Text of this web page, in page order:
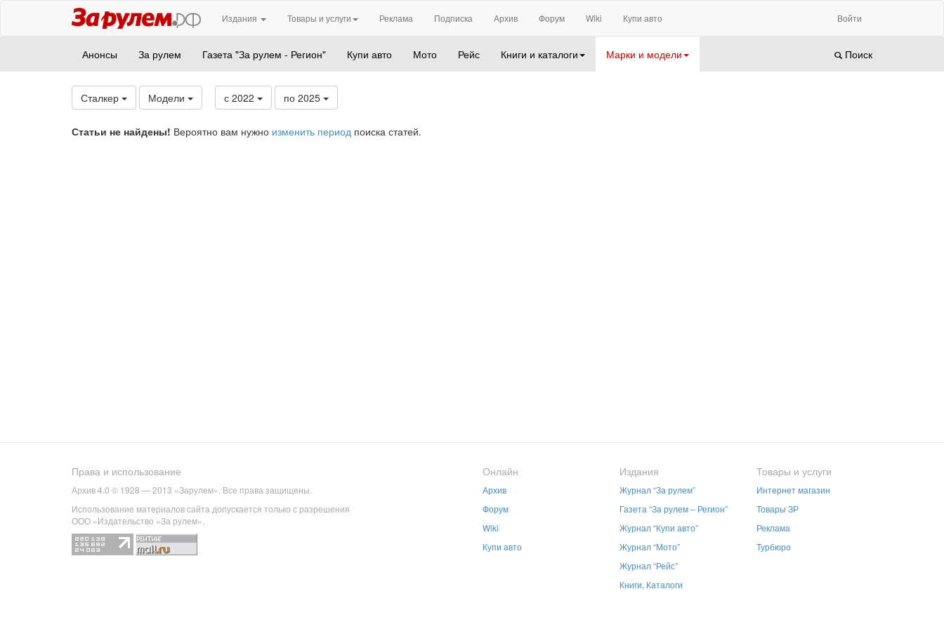
Издания Товары и услуги Реклама Подписка Архив Форум Wiki Купи авто Войти
Анонсы За рулем Газета "За рулем - Регион" Купи авто Мото Рейс Книги и каталоги Марки и модели Поиск
Сталкер Модели с 2022 по 2025
Статьи не найдены! Вероятно вам нужно изменить период поиска статей.
Права и использование
Архив 4.0 © 1928 — 2013 «Зарулем». Все права защищены.
Использование материалов сайта допускается только с разрешения
ООО «Издательство «За рулем».
Онлайн
Архив
Форум
Wiki
Купи авто
Издания
Журнал “За рулем”
Газета “За рулем – Регион”
Журнал “Купи авто”
Журнал “Мото”
Журнал “Рейс”
Книги, Каталоги
Товары и услуги
Интернет магазин
Товары ЗР
Реклама
Турбюро